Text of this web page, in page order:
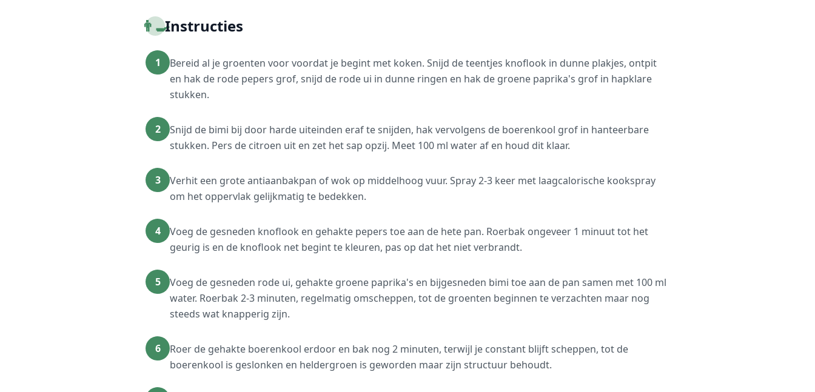
👨‍🍳Instructies
1
Bereid al je groenten voor voordat je begint met koken. Snijd de teentjes knoflook in dunne plakjes, ontpit
en hak de rode pepers grof, snijd de rode ui in dunne ringen en hak de groene paprika's grof in hapklare
stukken.
2
Snijd de bimi bij door harde uiteinden eraf te snijden, hak vervolgens de boerenkool grof in hanteerbare
stukken. Pers de citroen uit en zet het sap opzij. Meet 100 ml water af en houd dit klaar.
3
Verhit een grote antiaanbakpan of wok op middelhoog vuur. Spray 2-3 keer met laagcalorische kookspray
om het oppervlak gelijkmatig te bedekken.
4
Voeg de gesneden knoflook en gehakte pepers toe aan de hete pan. Roerbak ongeveer 1 minuut tot het
geurig is en de knoflook net begint te kleuren, pas op dat het niet verbrandt.
5
Voeg de gesneden rode ui, gehakte groene paprika's en bijgesneden bimi toe aan de pan samen met 100 ml
water. Roerbak 2-3 minuten, regelmatig omscheppen, tot de groenten beginnen te verzachten maar nog
steeds wat knapperig zijn.
6
Roer de gehakte boerenkool erdoor en bak nog 2 minuten, terwijl je constant blijft scheppen, tot de
boerenkool is geslonken en heldergroen is geworden maar zijn structuur behoudt.